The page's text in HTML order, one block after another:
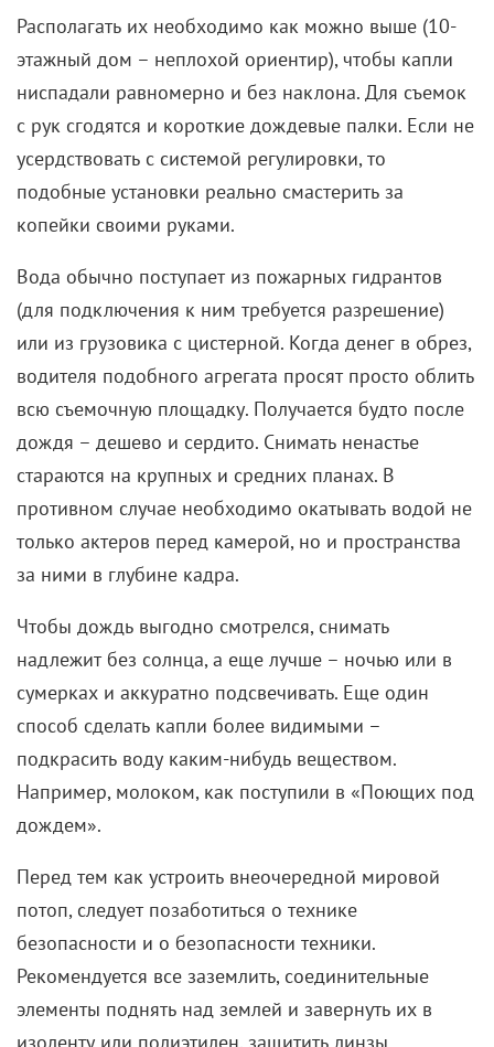
доброжелательности (отнюдь не токсичной) в нем
хоть отбавляй. Глава небольшого клана не
отпускает от себя психотерапевта, а самым
бездушным в многофигурном полотне оказывается
, отказавшийся от всякой
морали.
Ждать шедевра не стоит, однако все составляющие
отлично работают: Кендрик на своем месте,
Рокуэлл хорош и в строгом костюме, и в гавайской
клоунский нос
), музыка
бодрая, как и экшен – несмотря на слегка
Наконец, есть диалоги в стиле
«Большого куша». Правдоподобия тоже ноль, иначе
«Шнайдер против Бакса» (2015)
профессионального убийцу, который получает
заказ в собственный день рождения.Шнайдер
хочет побыстрее разобраться с делами и отметить
праздник с семьей – женой и двумя чудесными
дочками. Однако он даже не подозревает, что его